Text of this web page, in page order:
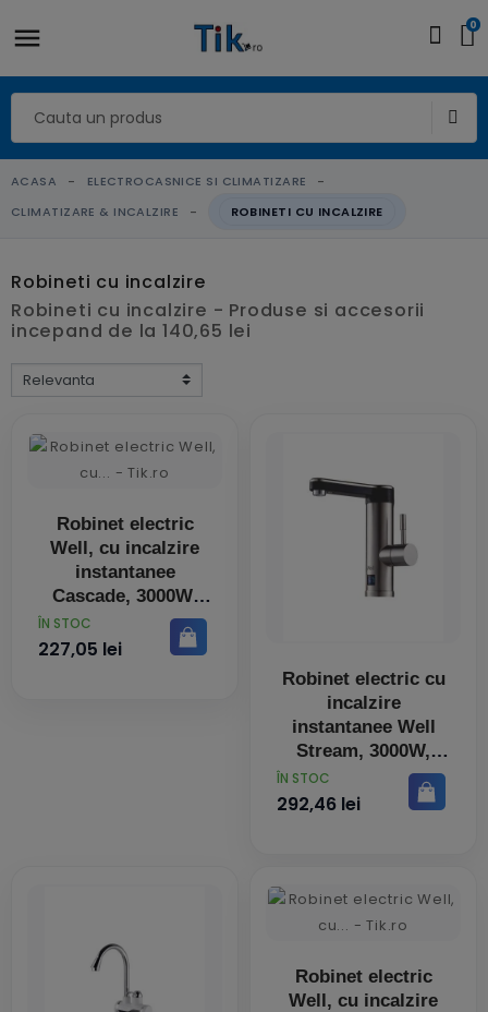
0
ACASA
ELECTROCASNICE SI CLIMATIZARE
CLIMATIZARE & INCALZIRE
ROBINETI CU INCALZIRE
Robineti cu incalzire
Robineti cu incalzire - Produse si accesorii
incepand de la 140,65 lei
Robinet electric
Well, cu incalzire
instantanee
Cascade, 3000W,
PRET
ÎN STOC
227,05 lei
Robinet electric cu
incalzire
instantanee Well
Stream, 3000W,
PRET
ÎN STOC
292,46 lei
Robinet electric
Well, cu incalzire